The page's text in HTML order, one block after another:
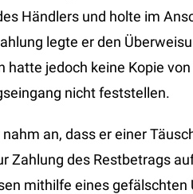
Händlers und holte im
legte er den
hatte jedoch keine Kopie
nicht feststellen.
nahm an, dass er einer
Zahlung des Restbetrags
mithilfe eines